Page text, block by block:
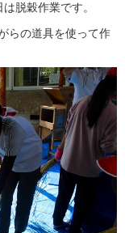
脱穀作業です。
らの道具を使って作